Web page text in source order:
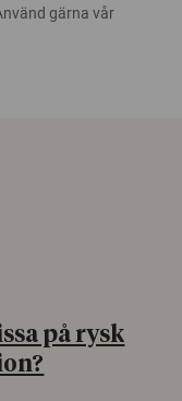
gärna vår
på rysk